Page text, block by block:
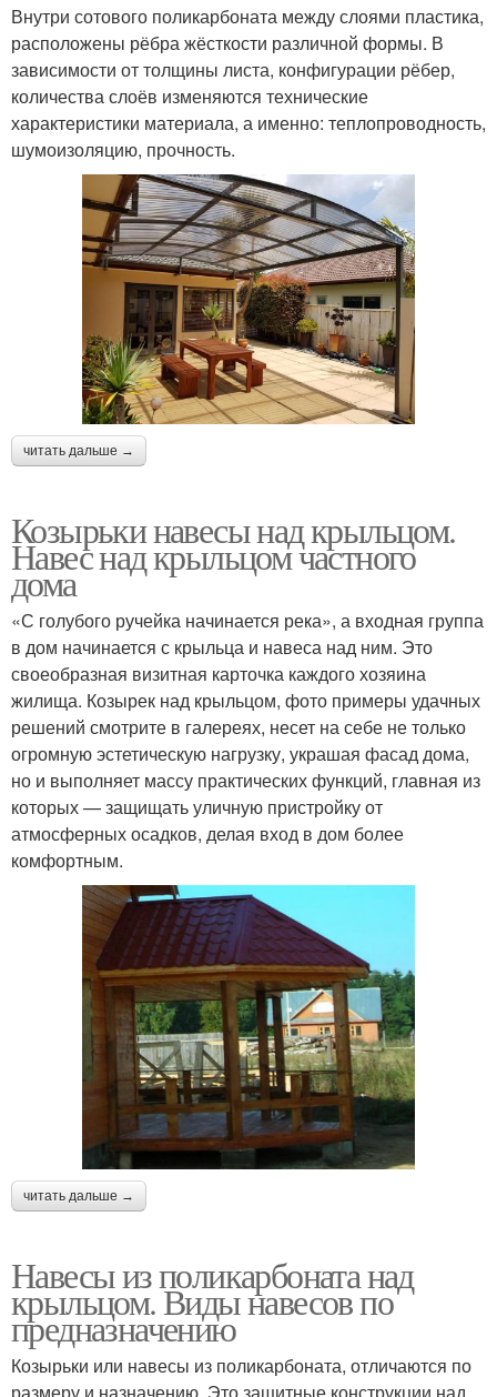
Внутри сотового поликарбоната между слоями пластика,
расположены рёбра жёсткости различной формы. В
зависимости от толщины листа, конфигурации рёбер,
количества слоёв изменяются технические
характеристики материала, а именно: теплопроводность,
шумоизоляцию, прочность.
читать дальше →
Козырьки навесы над крыльцом.
Навес над крыльцом частного
дома
«С голубого ручейка начинается река», а входная группа
в дом начинается с крыльца и навеса над ним. Это
своеобразная визитная карточка каждого хозяина
жилища. Козырек над крыльцом, фото примеры удачных
решений смотрите в галереях, несет на себе не только
огромную эстетическую нагрузку, украшая фасад дома,
но и выполняет массу практических функций, главная из
которых — защищать уличную пристройку от
атмосферных осадков, делая вход в дом более
комфортным.
читать дальше →
Навесы из поликарбоната над
крыльцом. Виды навесов по
предназначению
Козырьки или навесы из поликарбоната, отличаются по